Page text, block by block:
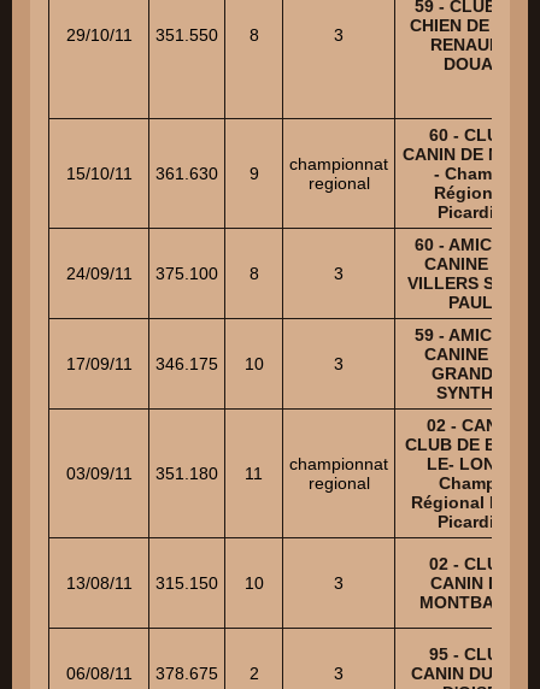
29/10/11 351.550 8 3
59 - CLUB DU
CHIEN DE DEF.
RENAULT
DOUAI
15/10/11 361.630 9
championnat
regional
60 - CLUB
CANIN DE MERU
- Champ.
Régional
Picardie
24/09/11 375.100 8 3
60 - AMICALE
CANINE DE
VILLERS SAINT
PAUL
17/09/11 346.175 10 3
59 - AMICALE
CANINE DE
GRANDE-
SYNTHE
03/09/11 351.180 11
championnat
regional
02 - CANIN
CLUB DE BUCY-
LE- LONG-
Champ.
Régional Nord
Picardie
13/08/11 315.150 10 3
02 - CLUB
CANIN DE
MONTBAVIN
06/08/11 378.675 2 3
95 - CLUB
CANIN DU VAL